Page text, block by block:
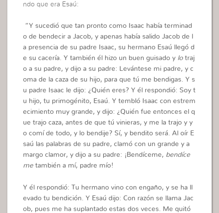
ndo que era Esaú:
“Y sucedió que tan pronto como Isaac había terminad
o de bendecir a Jacob, y apenas había salido Jacob de l
a presencia de su padre Isaac, su hermano Esaú llegó d
e su cacería. Y también él hizo un buen guisado y lotraj
o a su padre, y dijo a su padre: Levántese mi padre, y c
oma de la caza de su hijo, para que tú me bendigas. Y s
u padre Isaac le dijo: ¿Quién eres? Y él respondió: Soy t
u hijo, tu primogénito, Esaú. Y tembló Isaac con estrem
ecimiento muy grande, y dijo: ¿Quién fue entonces el q
ue trajo caza, antes de que tú vinieras, y me la trajo y y
o comí de todo, y lo bendije? Sí, y bendito será. Al oír E
saú las palabras de su padre, clamó con un grande y a
margo clamor, y dijo a su padre: ¡Bendíceme, bendíce
me también a mí, padre mío!
Y él respondió: Tu hermano vino con engaño, y se ha ll
evado tu bendición. Y Esaú dijo: Con razón se llama Jac
ob, pues me ha suplantado estas dos veces. Me quitó